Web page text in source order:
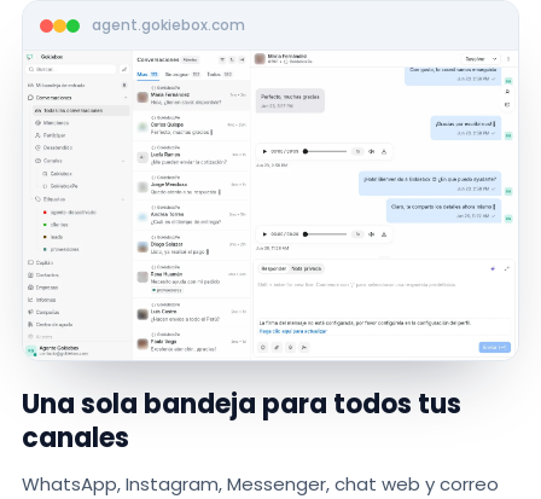
Una sola bandeja para todos tus
canales
WhatsApp, Instagram, Messenger, chat web y correo
agent.gokiebox.com